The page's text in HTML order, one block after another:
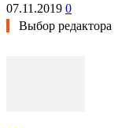
07.11.2019 0
Выбор редактора